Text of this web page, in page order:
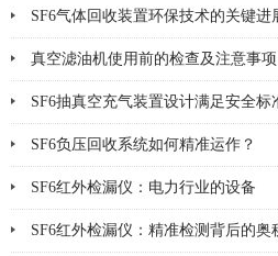
SF6气体回收装置环保技术的关键进
真空滤油机使用前的检查及注意事项
SF6抽真空充气装置设计满足安全标
求
SF6负压回收系统如何精准运作？
SF6红外检漏仪：电力行业的设备
SF6红外检漏仪：精准检测背后的奥